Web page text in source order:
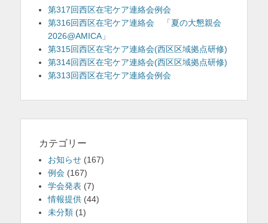
第317回西区在宅ケア連絡会例会
第316回西区在宅ケア連絡会 「夏の大懇親会
2026@AMICA」
第315回西区在宅ケア連絡会(西区区域拠点研修)
第314回西区在宅ケア連絡会(西区区域拠点研修)
第313回西区在宅ケア連絡会例会
カテゴリー
お知らせ (167)
例会 (167)
学会発表 (7)
情報提供 (44)
未分類 (1)